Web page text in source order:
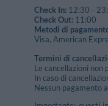
Via Stazione -
Check In: 12:30 -
Check Out: 11:00
Metodi di
Visa, American
Termini di
Le cancellazioni
In caso di
Nessun pagamento